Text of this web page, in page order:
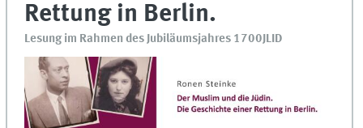
Rettung in Berlin.
Lesung im Rahmen des Jubiläumsjahres 1700JLID